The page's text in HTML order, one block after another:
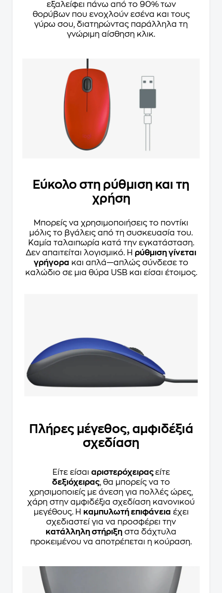
εξαλείφει πάνω από το 90% των
θορύβων που ενοχλούν εσένα και τους
γύρω σου, διατηρώντας παράλληλα τη
γνώριμη αίσθηση κλικ.
Εύκολο στη ρύθμιση και τη
χρήση
Μπορείς να χρησιμοποιήσεις το ποντίκι
μόλις το βγάλεις από τη συσκευασία του.
Καμία ταλαιπωρία κατά την εγκατάσταση.
Δεν απαιτείται λογισμικό. Η ρύθμιση γίνεται
γρήγορα και απλά—απλώς σύνδεσε το
καλώδιο σε μια θύρα USB και είσαι έτοιμος.
Πλήρες μέγεθος, αμφιδέξιά
σχεδίαση
Είτε είσαι αριστερόχειραςείτε
δεξιόχειρας, θα μπορείς να το
χρησιμοποιείς με άνεση για πολλές ώρες,
χάρη στην αμφιδέξια σχεδίαση κανονικού
μεγέθους. Η καμπυλωτή επιφάνεια έχει
σχεδιαστεί για να προσφέρει την
κατάλληλη στήριξη στα δάχτυλα
προκειμένου να αποτρέπεται η κούραση.